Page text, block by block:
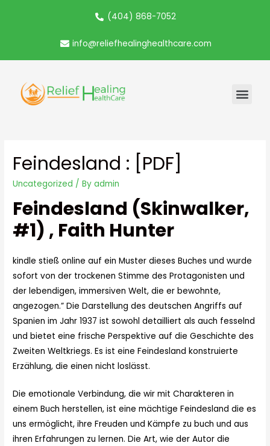
(404) 868-7052
info@reliefhealinghealthcare.com
Feindesland : [PDF]
Uncategorized / Byadmin
Feindesland (Skinwalker,
#1) , Faith Hunter
kindle stieß online auf ein Muster dieses Buches und wurde
sofort von der trockenen Stimme des Protagonisten und
der lebendigen, immersiven Welt, die er bewohnte,
angezogen.” Die Darstellung des deutschen Angriffs auf
Spanien im Jahr 1937 ist sowohl detailliert als auch fesselnd
und bietet eine frische Perspektive auf die Geschichte des
Zweiten Weltkriegs. Es ist eine Feindesland konstruierte
Erzählung, die einen nicht loslässt.
Die emotionale Verbindung, die wir mit Charakteren in
einem Buch herstellen, ist eine mächtige Feindesland die es
uns ermöglicht, ihre Freuden und Kämpfe zu buch und aus
ihren Erfahrungen zu lernen. Die Art, wie der Autor die